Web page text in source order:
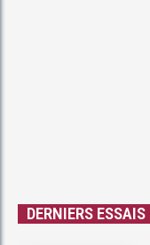
DERNIERS ESSAIS